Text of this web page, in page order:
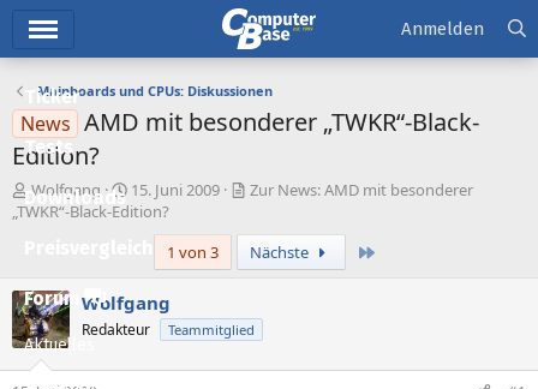
Ticker
Tests
Downloads
Forum
Aktuelles
Anmelden
Mainboards und CPUs: Diskussionen
News AMD mit besonderer „TWKR“-Black-
Edition?
E
r
l
l
e
r
Wolfgang
E
r
l
l
t
15. Juni 2009
Zur News: AMD mit besonderer
„TWKR“-Black-Edition?
1 von 3
Nächste
Wolfgang
Redakteur Teammitglied